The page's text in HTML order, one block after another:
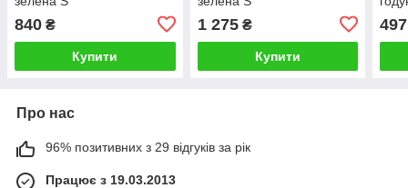
840 ₴
Купити
1 275₴
Купити
497
Про нас
96% позитивних з 29 відгуків за рік
Працює з 19.03.2013